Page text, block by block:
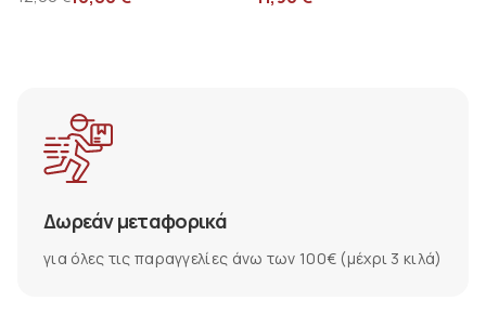
Δωρεάν μεταφορικά
για όλες τις παραγγελίες άνω των 100€ (μέχρι 3 κιλά)